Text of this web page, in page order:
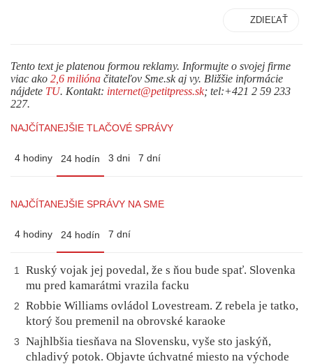
ZDIEĽAŤ
Tento text je platenou formou reklamy. Informujte o svojej firme
viac ako 2,6 milióna čitateľov Sme.sk aj vy. Bližšie informácie
nájdete TU. Kontakt: internet@petitpress.sk; tel:+421 2 59 233
227.
NAJČÍTANEJŠIE TLAČOVÉ SPRÁVY
4 hodiny 24 hodín 3 dni 7 dní
NAJČÍTANEJŠIE SPRÁVY NA SME
4 hodiny 24 hodín 7 dní
1
Ruský vojak jej povedal, že s ňou bude spať. Slovenka
mu pred kamarátmi vrazila facku
2
Robbie Williams ovládol Lovestream. Z rebela je tatko,
ktorý šou premenil na obrovské karaoke
3
Najhlbšia tiesňava na Slovensku, vyše sto jaskýň,
chladivý potok. Objavte úchvatné miesto na východe